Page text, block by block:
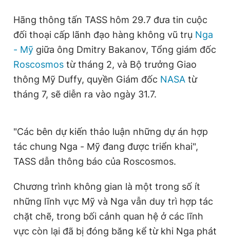
0906 645 777 0908 780 404
Quảng cáo Tòa soạn Chính sách bảo
Tổng biên tập: Nguyễn Ngọc Toàn
Phó tổng biên tập thường trực: Hải Thành
Phó tổng biên tập: Lâm Hiếu Dũng
Phó tổng biên tập: Trần Việt Hưng
Tổng thư ký tòa soạn: Đức Trung
chép dưới mọi hình thức nếu không có sự chấp thuận bằng văn
bản. Phát triển bởi ePi Technologies, JSC.
Hãng thông tấn TASS hôm 29.7 đưa tin cuộc
đối thoại cấp lãnh đạo hàng không vũ trụ Nga
- Mỹ giữa ông Dmitry Bakanov, Tổng giám đốc
Roscosmos từ tháng 2, và Bộ trưởng Giao
thông Mỹ Duffy, quyền Giám đốc NASA từ
tháng 7, sẽ diễn ra vào ngày 31.7.
"Các bên dự kiến thảo luận những dự án hợp
tác chung Nga - Mỹ đang được triển khai",
TASS dẫn thông báo của Roscosmos.
Chương trình không gian là một trong số ít
những lĩnh vực Mỹ và Nga vẫn duy trì hợp tác
chặt chẽ, trong bối cảnh quan hệ ở các lĩnh
vực còn lại đã bị đóng băng kể từ khi Nga phát